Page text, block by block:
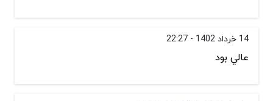
14 خرداد 1402 - 22:27
عالي بود